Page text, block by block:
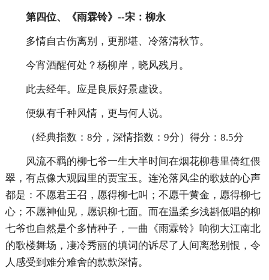
第四位、《雨霖铃》--宋：柳永
多情自古伤离别，更那堪、冷落清秋节。
今宵酒醒何处？杨柳岸，晓风残月。
此去经年。应是良辰好景虚设。
便纵有千种风情，更与何人说。
（经典指数：8分，深情指数：9分）得分：8.5分
风流不羁的柳七爷一生大半时间在烟花柳巷里倚红偎
翠，有点像大观园里的贾宝玉。连沦落风尘的歌妓的心声
都是：不愿君王召，愿得柳七叫；不愿千黄金，愿得柳七
心；不愿神仙见，愿识柳七面。而在温柔乡浅斟低唱的柳
七爷也自然是个多情种子，一曲《雨霖铃》响彻大江南北
的歌楼舞场，凄冷秀丽的填词的诉尽了人间离愁别恨，令
人感受到难分难舍的款款深情。